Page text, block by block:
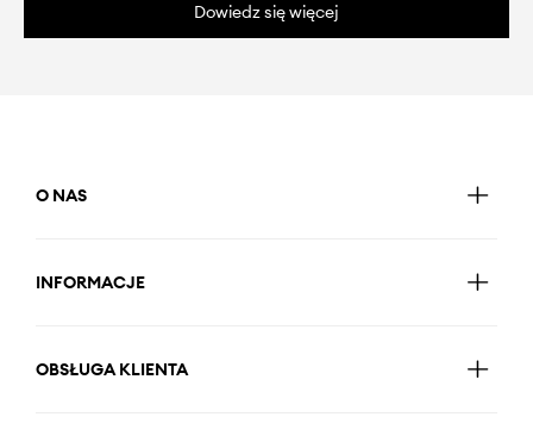
Dowiedz się więcej
O NAS
INFORMACJE
OBSŁUGA KLIENTA